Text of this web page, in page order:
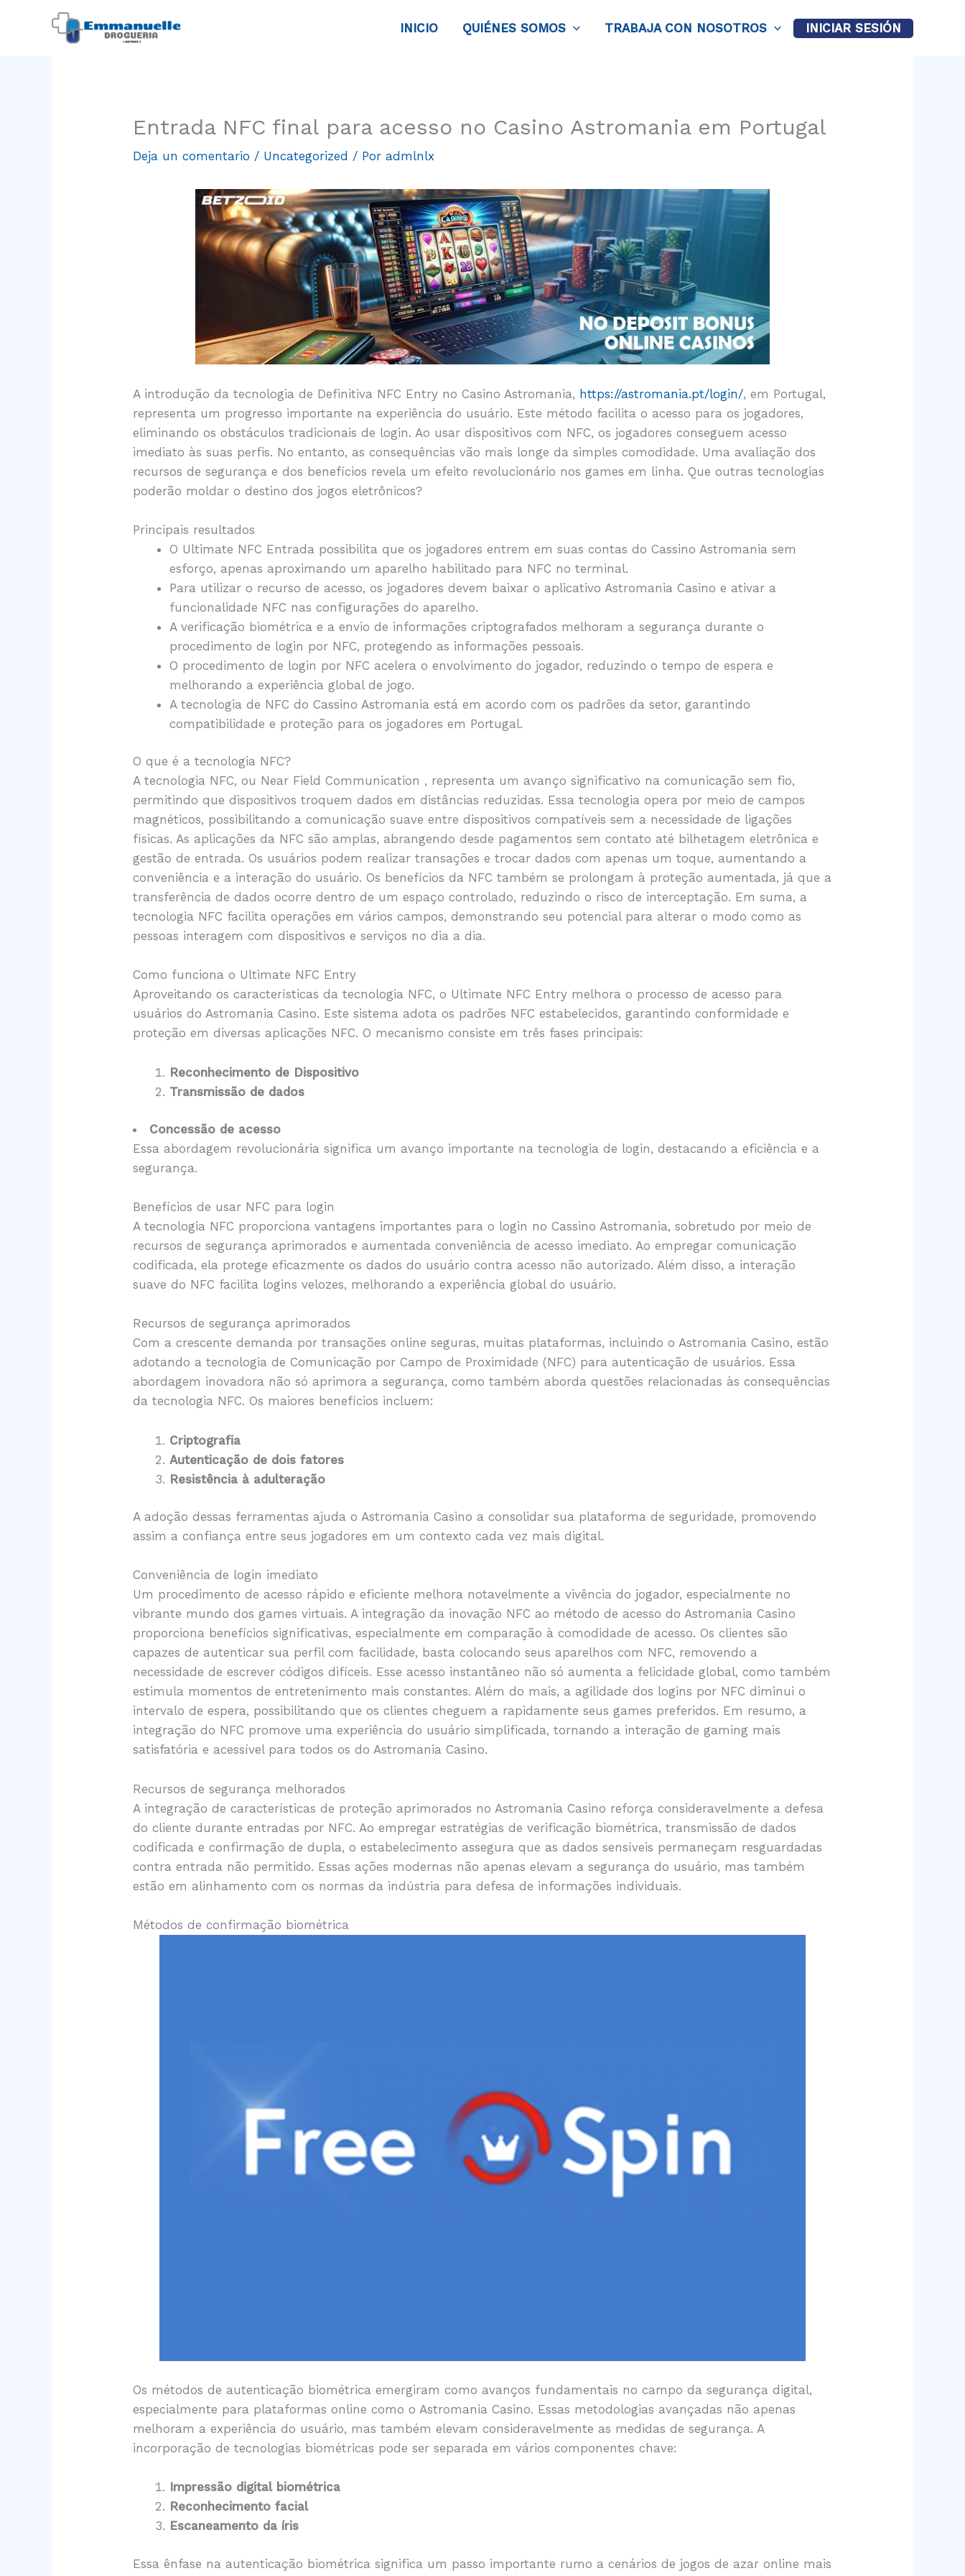
INICIO QUIÉNES SOMOS TRABAJA CON NOSOTROS INICIAR SESIÓN
Entrada NFC final para acesso no Casino Astromania em Portugal
Deja un comentario / Uncategorized / Poradmlnlx
A introdução da tecnologia de Definitiva NFC Entry no Casino Astromania, https://astromania.pt/login/, em Portugal,
representa um progresso importante na experiência do usuário. Este método facilita o acesso para os jogadores,
eliminando os obstáculos tradicionais de login. Ao usar dispositivos com NFC, os jogadores conseguem acesso
imediato às suas perfis. No entanto, as consequências vão mais longe da simples comodidade. Uma avaliação dos
recursos de segurança e dos benefícios revela um efeito revolucionário nos games em linha. Que outras tecnologias
poderão moldar o destino dos jogos eletrônicos?
Principais resultados
O Ultimate NFC Entrada possibilita que os jogadores entrem em suas contas do Cassino Astromania sem
esforço, apenas aproximando um aparelho habilitado para NFC no terminal.
Para utilizar o recurso de acesso, os jogadores devem baixar o aplicativo Astromania Casino e ativar a
funcionalidade NFC nas configurações do aparelho.
A verificação biométrica e a envio de informações criptografados melhoram a segurança durante o
procedimento de login por NFC, protegendo as informações pessoais.
O procedimento de login por NFC acelera o envolvimento do jogador, reduzindo o tempo de espera e
melhorando a experiência global de jogo.
A tecnologia de NFC do Cassino Astromania está em acordo com os padrões da setor, garantindo
compatibilidade e proteção para os jogadores em Portugal.
O que é a tecnologia NFC?
A tecnologia NFC, ou Near Field Communication , representa um avanço significativo na comunicação sem fio,
permitindo que dispositivos troquem dados em distâncias reduzidas. Essa tecnologia opera por meio de campos
magnéticos, possibilitando a comunicação suave entre dispositivos compatíveis sem a necessidade de ligações
físicas. As aplicações da NFC são amplas, abrangendo desde pagamentos sem contato até bilhetagem eletrônica e
gestão de entrada. Os usuários podem realizar transações e trocar dados com apenas um toque, aumentando a
conveniência e a interação do usuário. Os benefícios da NFC também se prolongam à proteção aumentada, já que a
transferência de dados ocorre dentro de um espaço controlado, reduzindo o risco de interceptação. Em suma, a
tecnologia NFC facilita operações em vários campos, demonstrando seu potencial para alterar o modo como as
pessoas interagem com dispositivos e serviços no dia a dia.
Como funciona o Ultimate NFC Entry
Aproveitando os características da tecnologia NFC, o Ultimate NFC Entry melhora o processo de acesso para
usuários do Astromania Casino. Este sistema adota os padrões NFC estabelecidos, garantindo conformidade e
proteção em diversas aplicações NFC. O mecanismo consiste em três fases principais:
Reconhecimento de Dispositivo
Transmissão de dados
Concessão de acesso
Essa abordagem revolucionária significa um avanço importante na tecnologia de login, destacando a eficiência e a
segurança.
Benefícios de usar NFC para login
A tecnologia NFC proporciona vantagens importantes para o login no Cassino Astromania, sobretudo por meio de
recursos de segurança aprimorados e aumentada conveniência de acesso imediato. Ao empregar comunicação
codificada, ela protege eficazmente os dados do usuário contra acesso não autorizado. Além disso, a interação
suave do NFC facilita logins velozes, melhorando a experiência global do usuário.
Recursos de segurança aprimorados
Com a crescente demanda por transações online seguras, muitas plataformas, incluindo o Astromania Casino, estão
adotando a tecnologia de Comunicação por Campo de Proximidade (NFC) para autenticação de usuários. Essa
abordagem inovadora não só aprimora a segurança, como também aborda questões relacionadas às consequências
da tecnologia NFC. Os maiores benefícios incluem:
Criptografia
Autenticação de dois fatores
Resistência à adulteração
A adoção dessas ferramentas ajuda o Astromania Casino a consolidar sua plataforma de seguridade, promovendo
assim a confiança entre seus jogadores em um contexto cada vez mais digital.
Conveniência de login imediato
Um procedimento de acesso rápido e eficiente melhora notavelmente a vivência do jogador, especialmente no
vibrante mundo dos games virtuais. A integração da inovação NFC ao método de acesso do Astromania Casino
proporciona benefícios significativas, especialmente em comparação à comodidade de acesso. Os clientes são
capazes de autenticar sua perfil com facilidade, basta colocando seus aparelhos com NFC, removendo a
necessidade de escrever códigos difíceis. Esse acesso instantâneo não só aumenta a felicidade global, como também
estimula momentos de entretenimento mais constantes. Além do mais, a agilidade dos logins por NFC diminui o
intervalo de espera, possibilitando que os clientes cheguem a rapidamente seus games preferidos. Em resumo, a
integração do NFC promove uma experiência do usuário simplificada, tornando a interação de gaming mais
satisfatória e acessível para todos os do Astromania Casino.
Recursos de segurança melhorados
A integração de características de proteção aprimorados no Astromania Casino reforça consideravelmente a defesa
do cliente durante entradas por NFC. Ao empregar estratégias de verificação biométrica, transmissão de dados
codificada e confirmação de dupla, o estabelecimento assegura que as dados sensíveis permaneçam resguardadas
contra entrada não permitido. Essas ações modernas não apenas elevam a segurança do usuário, mas também
estão em alinhamento com os normas da indústria para defesa de informações individuais.
Métodos de confirmação biométrica
Os métodos de autenticação biométrica emergiram como avanços fundamentais no campo da segurança digital,
especialmente para plataformas online como o Astromania Casino. Essas metodologias avançadas não apenas
melhoram a experiência do usuário, mas também elevam consideravelmente as medidas de segurança. A
incorporação de tecnologias biométricas pode ser separada em vários componentes chave:
Impressão digital biométrica
Reconhecimento facial
Escaneamento da íris
Essa ênfase na autenticação biométrica significa um passo importante rumo a cenários de jogos de azar online mais